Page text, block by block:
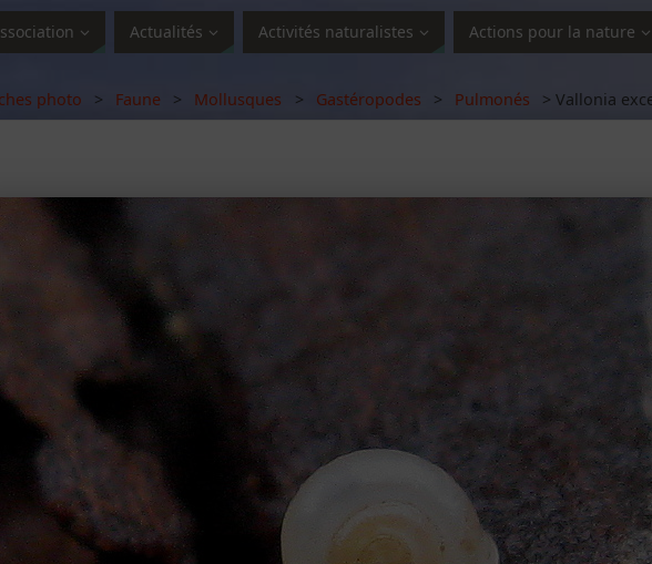
Actualités Activités naturalistes Actions pour la nature
photo > Faune > Mollusques > Gastéropodes > Pulmonés > Vallonia